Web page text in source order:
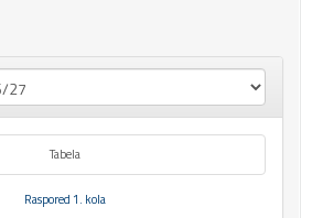
Tabela
Raspored 1. kola